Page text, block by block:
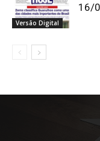
Versão Digital
16/